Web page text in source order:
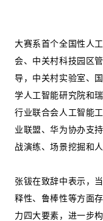
大赛系首个全国性人
会、中关村科技园区
导，中关村实验室、
学人工智能研究院和
行业联合会人工智能
业联盟、华为协办支
战演练、场景挖掘和人
张钹在致辞中表示，
释性、鲁棒性等方面
力四大要素，进一步